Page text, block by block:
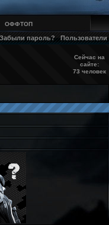
ОФФТОП
Забыли пароль? Пользователи
Сейчас на
сайте:
73 человек